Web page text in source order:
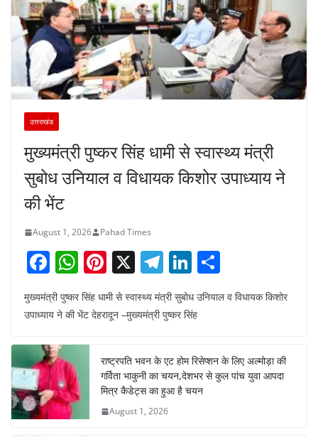
उत्तराखंड
मुख्यमंत्री पुष्कर सिंह धामी से स्वास्थ्य मंत्री
सुबोध उनियाल व विधायक किशोर उपाध्याय ने
की भेंट
August 1, 2026 Pahad Times
F
a
c
b
o
o
k
W
h
at
A
p
p
Pi
nt
er
e
st
X T
el
e
gr
a
m
Li
n
k
dI
n
ar
मुख्यमंत्री पुष्कर सिंह धामी से स्वास्थ्य मंत्री सुबोध उनियाल व विधायक किशोर
उपाध्याय ने की भेंट देहरादून –मुख्यमंत्री पुष्कर सिंह
राष्ट्रपति भवन के एट होम रिसेप्शन के लिए अल्मोड़ा की
गर्विता भाकुनी का चयन,देशभर से कुल पांच युवा आपदा
मित्र कैडेट्स का हुआ है चयन
August 1, 2026